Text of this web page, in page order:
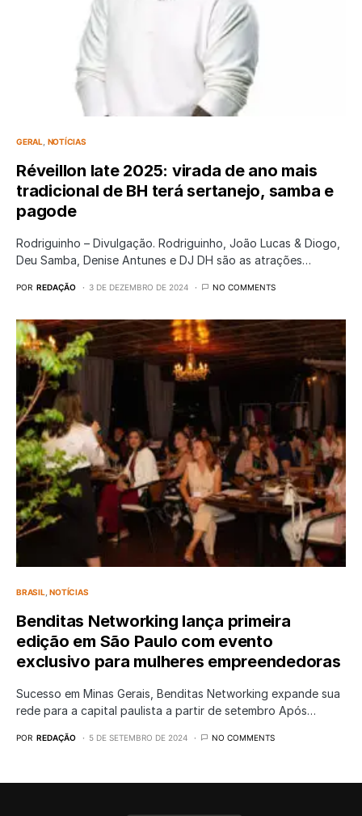
GERAL NOTÍCIAS
Réveillon Iate 2025: virada de ano mais
tradicional de BH terá sertanejo, samba e
pagode
Rodriguinho – Divulgação. Rodriguinho, João Lucas & Diogo,
Deu Samba, Denise Antunes e DJ DH são as atrações…
POR REDAÇÃO 3 DE DEZEMBRO DE 2024 NO COMMENTS
BRASIL NOTÍCIAS
Benditas Networking lança primeira
edição em São Paulo com evento
exclusivo para mulheres empreendedoras
Sucesso em Minas Gerais, Benditas Networking expande sua
rede para a capital paulista a partir de setembro Após…
POR REDAÇÃO 5 DE SETEMBRO DE 2024 NO COMMENTS